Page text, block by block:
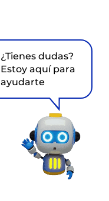
¿Tienes dudas?
Estoy aquí para
ayudarte